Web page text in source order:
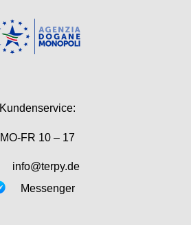
Kundenservice:
MO-FR 10 – 17
info@terpy.de
Messenger